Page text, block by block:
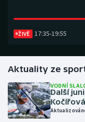
Futsal
Golf
Gymnastika
Házená
ŽIVĚ 17:35-19:55
Aktuality ze
VODNÍ
Další